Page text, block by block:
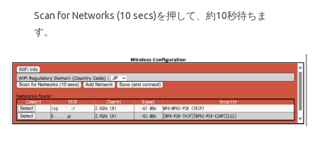
Scan for Networks (10 secs)を押して、約10秒待ちま
す。